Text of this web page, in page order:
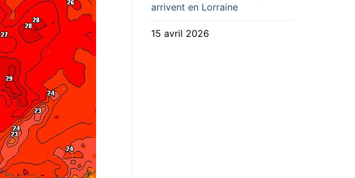
arrivent en Lorraine
15 avril 2026